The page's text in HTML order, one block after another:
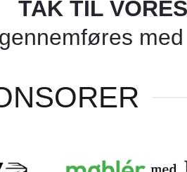
TAK TIL